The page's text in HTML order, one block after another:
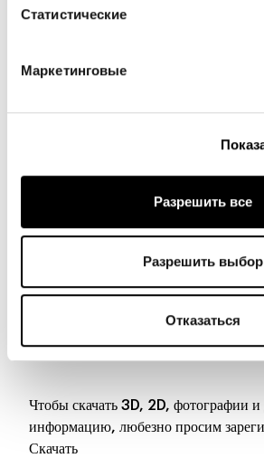
Статистические
Маркетинговые
Разрешить все
Разрешить выбор
Отказаться
Materials, fabrics, leathers, colors and
approximate and may slightly differ
and leathers on the website
Скачать
Чтобы скачать 3D, 2D, фотографии
информацию, любезно просим
Скачать